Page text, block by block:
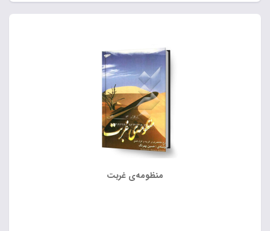
منظومه‌ی غربت